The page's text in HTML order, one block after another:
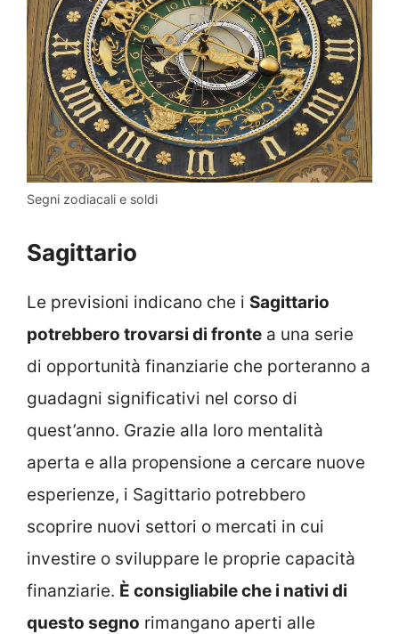
Segni zodiacali e soldi
Sagittario
Le previsioni indicano che i Sagittario
potrebbero trovarsi di fronte a una serie
di opportunità finanziarie che porteranno a
guadagni significativi nel corso di
quest’anno. Grazie alla loro mentalità
aperta e alla propensione a cercare nuove
esperienze, i Sagittario potrebbero
scoprire nuovi settori o mercati in cui
investire o sviluppare le proprie capacità
finanziarie. È consigliabile che i nativi di
questo segno rimangano aperti alle